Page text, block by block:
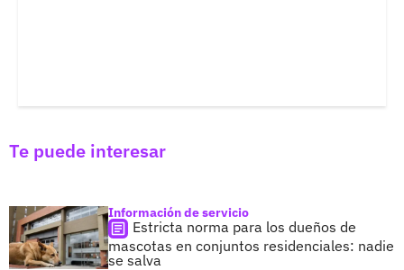
Te puede interesar
Información de servicio
Estricta norma para los dueños de
mascotas en conjuntos residenciales: nadie
se salva